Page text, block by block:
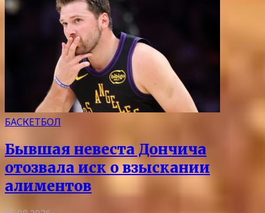
БАСКЕТБОЛ
Бывшая невеста Дончича
отозвала иск о взыскании
алиментов